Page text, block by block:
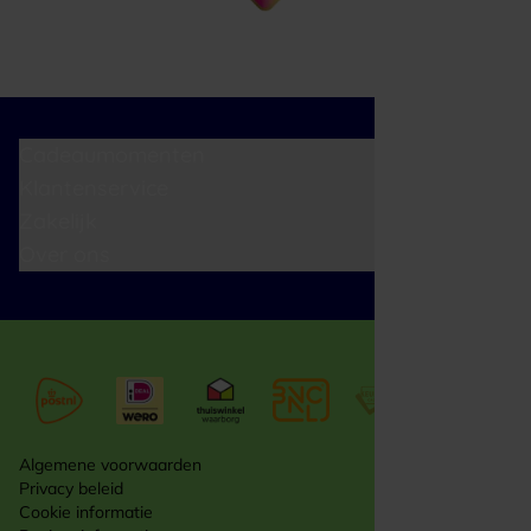
Algemene voorwaarden
Privacy beleid
Cookie informatie